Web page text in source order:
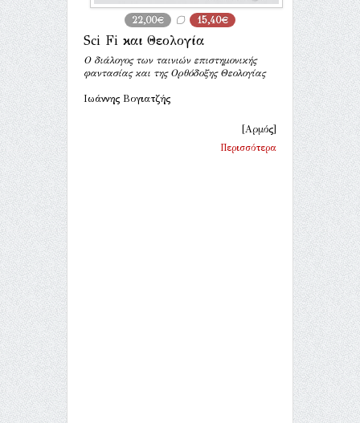
22,00€ 15,40€
Sci Fi και Θεολογία
Ο διάλογος των ταινιών επιστημονικής
φαντασίας και της Ορθόδοξης Θεολογίας
Ιωάννης Βογιατζής
[Αρμός]
Περισσότερα